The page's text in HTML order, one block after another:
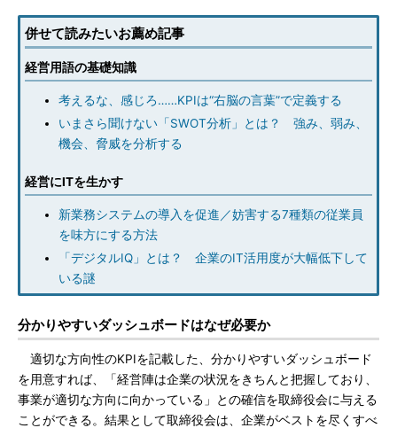
併せて読みたいお薦め記事
経営用語の基礎知識
考えるな、感じろ……KPIは“右脳の言葉”で定義する
いまさら聞けない「SWOT分析」とは？ 強み、弱み、
機会、脅威を分析する
経営にITを生かす
新業務システムの導入を促進／妨害する7種類の従業員
を味方にする方法
「デジタルIQ」とは？ 企業のIT活用度が大幅低下して
いる謎
分かりやすいダッシュボードはなぜ必要か
適切な方向性のKPIを記載した、分かりやすいダッシュボード
を用意すれば、「経営陣は企業の状況をきちんと把握しており、
事業が適切な方向に向かっている」との確信を取締役会に与える
ことができる。結果として取締役会は、企業がベストを尽くすべ